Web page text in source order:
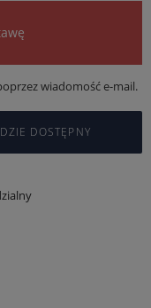
wiadomość e-mail.
DOSTĘPNY